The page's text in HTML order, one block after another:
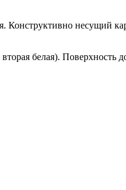
несущий
белая). Поверхность